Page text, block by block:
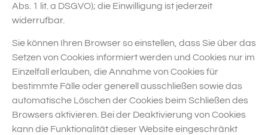
Abs. 1 lit. a DSGVO); die Einwilligung ist jederzeit
widerrufbar.
Sie können Ihren Browser so einstellen, dass Sie über das
Setzen von Cookies informiert werden und Cookies nur im
Einzelfall erlauben, die Annahme von Cookies für
bestimmte Fälle oder generell ausschließen sowie das
automatische Löschen der Cookies beim Schließen des
Browsers aktivieren. Bei der Deaktivierung von Cookies
kann die Funktionalität dieser Website eingeschränkt